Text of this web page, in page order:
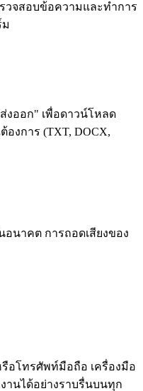
วจสอบข้อความและทำการ
งออก" เพื่อดาวน์โหลด
งการ (TXT, DOCX,
นาคต การถอดเสียงของ
อโทรศัพท์มือถือ เครื่องมือ
านได้อย่างราบรื่นบนทุก